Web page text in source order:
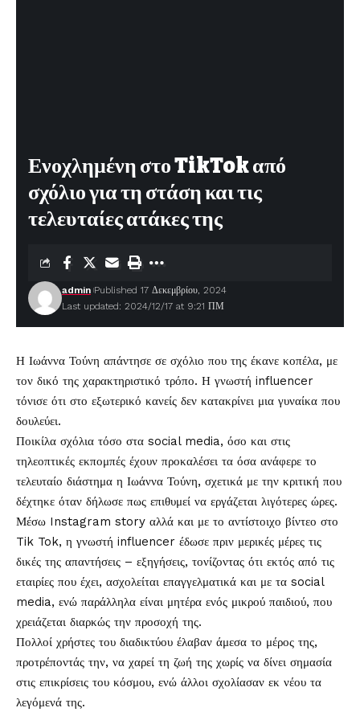
Ενοχλημένη στο TikTok από
σχόλιο για τη στάση και τις
τελευταίες ατάκες της
Last updated: 2024/12/17 at 9:21 ΠΜ
admin Published 17 Δεκεμβρίου, 2024
Η Ιωάννα Τούνη απάντησε σε σχόλιο που της έκανε κοπέλα, με
τον δικό της χαρακτηριστικό τρόπο. Η γνωστή influencer
τόνισε ότι στο εξωτερικό κανείς δεν κατακρίνει μια γυναίκα που
δουλεύει.
Ποικίλα σχόλια τόσο στα social media, όσο και στις
τηλεοπτικές εκπομπές έχουν προκαλέσει τα όσα ανάφερε το
τελευταίο διάστημα η Ιωάννα Τούνη, σχετικά με την κριτική που
δέχτηκε όταν δήλωσε πως επιθυμεί να εργάζεται λιγότερες ώρες.
Μέσω Instagram story αλλά και με το αντίστοιχο βίντεο στο
Tik Tok, η γνωστή influencer έδωσε πριν μερικές μέρες τις
δικές της απαντήσεις – εξηγήσεις, τονίζοντας ότι εκτός από τις
εταιρίες που έχει, ασχολείται επαγγελματικά και με τα social
media, ενώ παράλληλα είναι μητέρα ενός μικρού παιδιού, που
χρειάζεται διαρκώς την προσοχή της.
Πολλοί χρήστες του διαδικτύου έλαβαν άμεσα το μέρος της,
προτρέποντάς την, να χαρεί τη ζωή της χωρίς να δίνει σημασία
στις επικρίσεις του κόσμου, ενώ άλλοι σχολίασαν εκ νέου τα
λεγόμενά της.